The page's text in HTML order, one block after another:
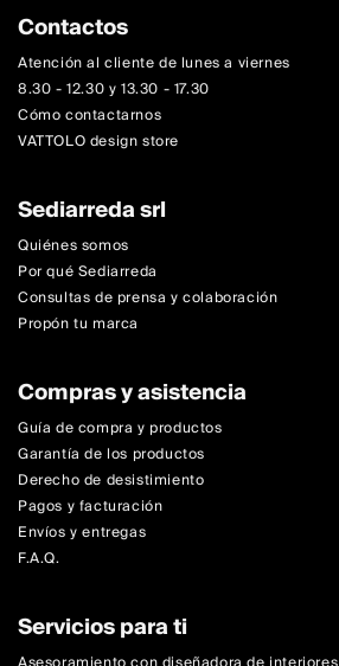
Contactos
Atención al cliente de lunes a viernes
8.30 - 12.30 y 13.30 - 17.30
Cómo contactarnos
VATTOLO design store
Sediarreda srl
Quiénes somos
Por qué Sediarreda
Consultas de prensa y colaboración
Propón tu marca
Compras y asistencia
Guía de compra y productos
Garantía de los productos
Derecho de desistimiento
Pagos y facturación
Envíos y entregas
F.A.Q.
Servicios para ti